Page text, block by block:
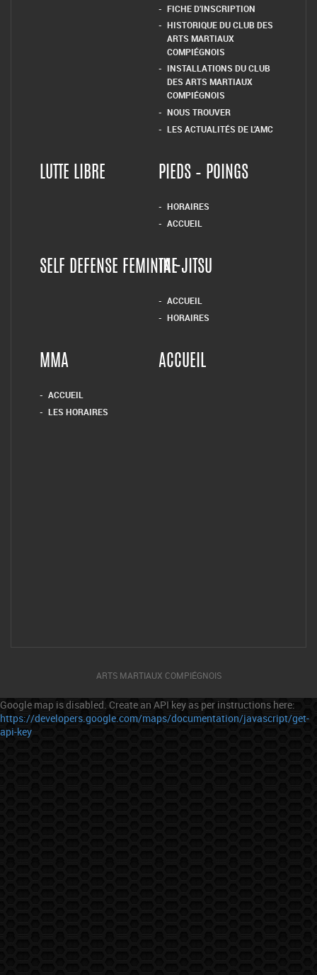
FICHE D’INSCRIPTION
HISTORIQUE DU CLUB DES
ARTS MARTIAUX
COMPIÉGNOIS
INSTALLATIONS DU CLUB
DES ARTS MARTIAUX
COMPIÉGNOIS
NOUS TROUVER
LES ACTUALITÉS DE L’AMC
LUTTE LIBRE PIEDS – POINGS
HORAIRES
ACCUEIL
SELF DEFENSE FEMININETAI-JITSU
ACCUEIL
HORAIRES
MMA
ACCUEIL
LES HORAIRES
ACCUEIL
ARTS MARTIAUX COMPIÉGNOIS
Google map is disabled. Create an API key as per instructions here:
https://developers.google.com/maps/documentation/javascript/get-
api-key